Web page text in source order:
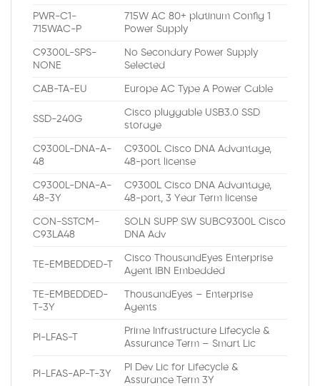
PWR-C1-
715WAC-P
715W AC 80+ platinum Config 1
Power Supply
C9300L-SPS-
NONE
No Secondary Power Supply
Selected
CAB-TA-EU Europe AC Type A Power Cable
SSD-240G
Cisco pluggable USB3.0 SSD
storage
C9300L-DNA-A-
48
C9300L Cisco DNA Advantage,
48-port license
C9300L-DNA-A-
48-3Y
C9300L Cisco DNA Advantage,
48-port, 3 Year Term license
CON-SSTCM-
C93LA48
SOLN SUPP SW SUBC9300L Cisco
DNA Adv
TE-EMBEDDED-T
Cisco ThousandEyes Enterprise
Agent IBN Embedded
TE-EMBEDDED-
T-3Y
ThousandEyes – Enterprise
Agents
PI-LFAS-T
Prime Infrastructure Lifecycle &
Assurance Term – Smart Lic
PI-LFAS-AP-T-3Y
PI Dev Lic for Lifecycle &
Assurance Term 3Y